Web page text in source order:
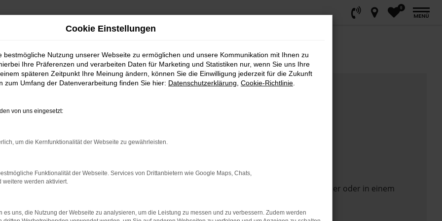
0
MENÜ
das Laden bestimmter Seiten verhindern. Funktioniert die Seite in einem anderen Browser oder in einem
Cookie Einstellungen
bestmögliche Nutzung unserer Webseite zu ermöglichen und unsere Kommunikation mit Ihnen zu
Ihre Präferenzen und verarbeiten Daten für Marketing und Statistiken nur, wenn Sie uns Ihre
späteren Zeitpunkt Ihre Meinung ändern, können Sie die Einwilligung jederzeit für die Zukunft
zum Umfang der Datenverarbeitung finden Sie hier: Datenschutzerklärung Cookie-Richtlinie
von uns eingesetzt:
um die Kernfunktionalität der Webseite zu gewährleisten.
Funktionalität der Webseite. Services von Drittanbietern wie Google Maps, Chats,
weitere werden aktiviert.
es uns, die Nutzung der Webseite zu analysieren, um die Leistung zu messen und zu verbessern. Zudem werden